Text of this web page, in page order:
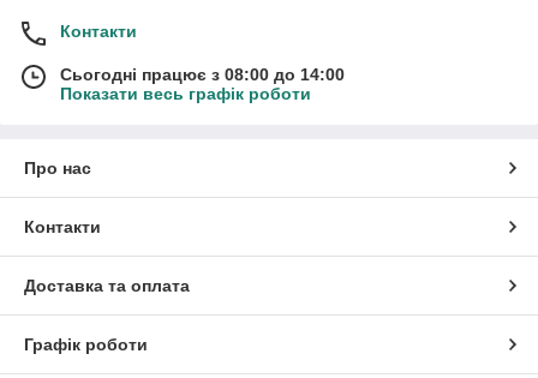
Контакти
Сьогодні працює з 08:00 до 14:00
Показати весь графік роботи
Про нас
Контакти
Доставка та оплата
Графік роботи